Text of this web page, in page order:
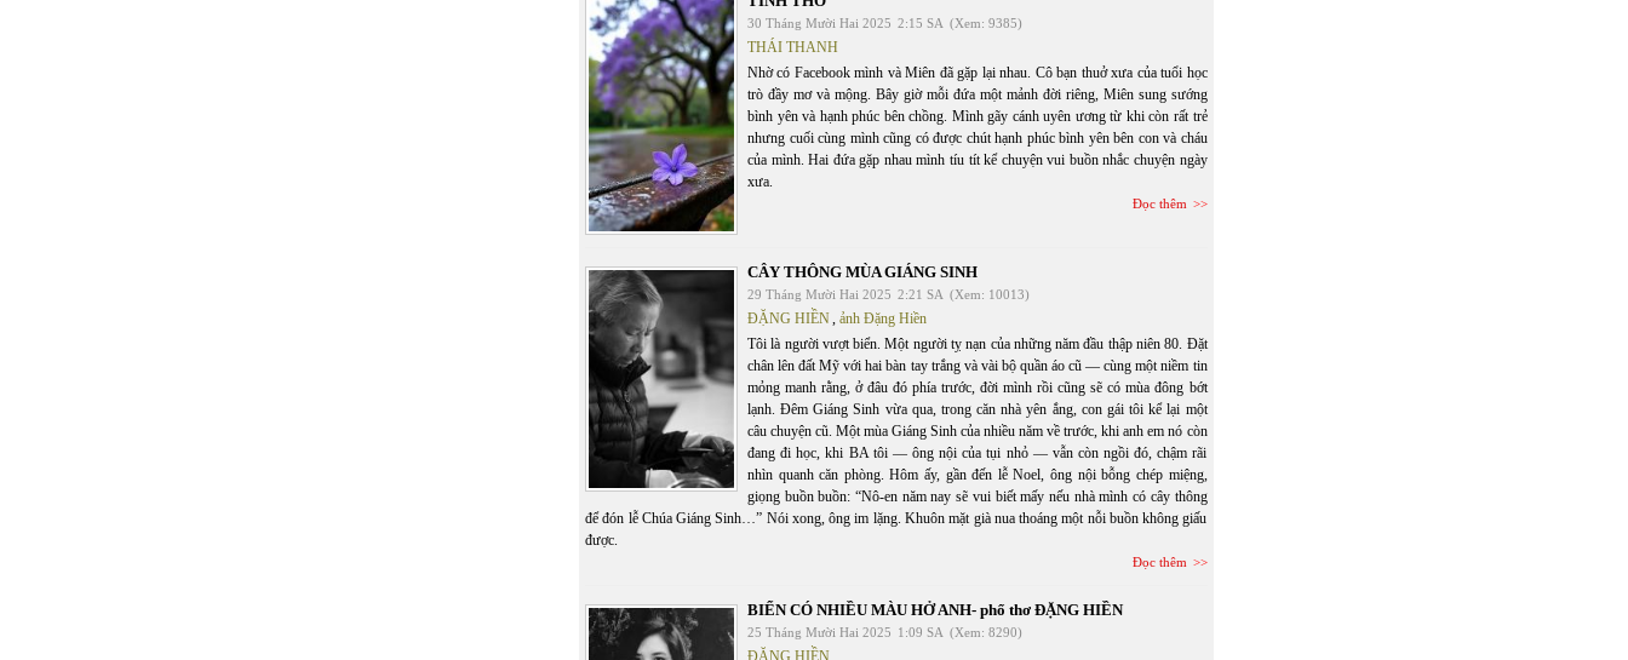
30 Tháng Mười Hai 2025 2:15 SA (Xem: 9385)
THÁI THANH
Nhờ có Facebook mình và Miên đã gặp lại nhau. Cô bạn thuở xưa của tuổi học
trò đầy mơ và mộng. Bây giờ mỗi đứa một mảnh đời riêng, Miên sung sướng
bình yên và hạnh phúc bên chồng. Mình gãy cánh uyên ương từ khi còn rất trẻ
nhưng cuối cùng mình cũng có được chút hạnh phúc bình yên bên con và cháu
của mình. Hai đứa gặp nhau mình tíu tít kể chuyện vui buồn nhắc chuyện ngày
xưa.
Đọc thêm
CÂY THÔNG MÙA GIÁNG SINH
29 Tháng Mười Hai 2025 2:21 SA (Xem: 10013)
ĐẶNG HIỀN ảnh Đặng Hiền
Tôi là người vượt biển. Một người tỵ nạn của những năm đầu thập niên 80. Đặt
chân lên đất Mỹ với hai bàn tay trắng và vài bộ quần áo cũ — cùng một niềm tin
mỏng manh rằng, ở đâu đó phía trước, đời mình rồi cũng sẽ có mùa đông bớt
lạnh. Đêm Giáng Sinh vừa qua, trong căn nhà yên ắng, con gái tôi kể lại một
câu chuyện cũ. Một mùa Giáng Sinh của nhiều năm về trước, khi anh em nó còn
đang đi học, khi BA tôi — ông nội của tụi nhỏ — vẫn còn ngồi đó, chậm rãi
nhìn quanh căn phòng. Hôm ấy, gần đến lễ Noel, ông nội bỗng chép miệng,
giọng buồn buồn: “Nô-en năm nay sẽ vui biết mấy nếu nhà mình có cây thông
để đón lễ Chúa Giáng Sinh…” Nói xong, ông im lặng. Khuôn mặt già nua thoáng một nỗi buồn không giấu
được.
Đọc thêm
BIỂN CÓ NHIỀU MÀU HỞ ANH- phổ thơ ĐẶNG HIỀN
25 Tháng Mười Hai 2025 1:09 SA (Xem: 8290)
ĐẶNG HIỀN